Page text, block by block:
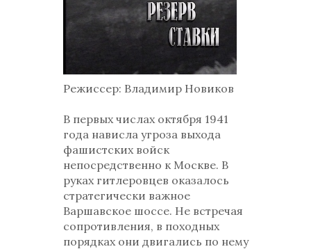
Режиссер: Владимир Новиков
В первых числах октября 1941
года нависла угроза выхода
фашистских войск
непосредственно к Москве. В
руках гитлеровцев оказалось
стратегически важное
Варшавское шоссе. Не встречая
сопротивления, в походных
порядках они двигались по нему